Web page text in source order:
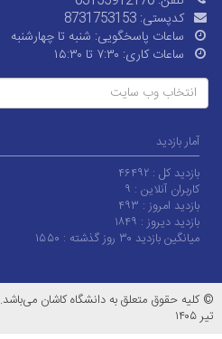
کدپستی: 8731753153
ساعات پاسخگویی: شنبه تا چهارشنبه
ساعات کاری: ۷:۳۰ تا ۱۵:۳۰
انتخاب وب سایت
آمار بازدید
بازدید کل : ۴۶۴۹۲
کاربران آنلاین : ۹
بازدید امروز : ۴۹۳
بازدید دیروز : ۱۸۴۹
میانگین بازدید ۳۰ روز گذشته :
۱۵۵۰
© کلیه حقوق متعلق به دانشگاه کاشان می‌باشد.
تیر ۱۴۰۵